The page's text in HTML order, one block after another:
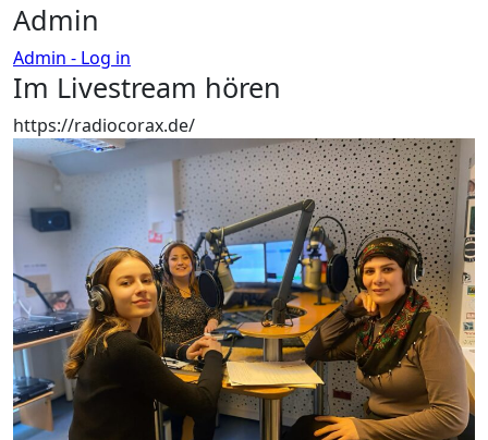
Admin
Admin - Log in
Im Livestream hören
https://radiocorax.de/